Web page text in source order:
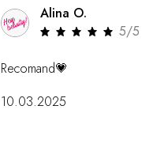
Alina O.
5/5
Recomand💗
10.03.2025